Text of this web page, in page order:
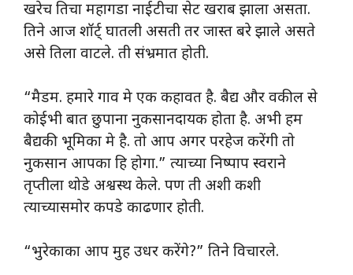
खरेच तिचा महागडा नाईटीचा सेट खराब झाला असता.
तिने आज शॉर्ट् घातली असती तर जास्त बरे झाले असते
असे तिला वाटले. ती संभ्रमात होती.
“मैडम. हमारे गाव मे एक कहावत है. बैद्य और वकील से
कोईभी बात छुपाना नुकसानदायक होता है. अभी हम
बैद्यकी भूमिका मे है. तो आप अगर परहेज करेंगी तो
नुकसान आपका हि होगा.” त्याच्या निष्पाप स्वराने
तृप्तीला थोडे अश्वस्थ केले. पण ती अशी कशी
त्याच्यासमोर कपडे काढणार होती.
“भुरेकाका आप मुह उधर करेंगे?” तिने विचारले.